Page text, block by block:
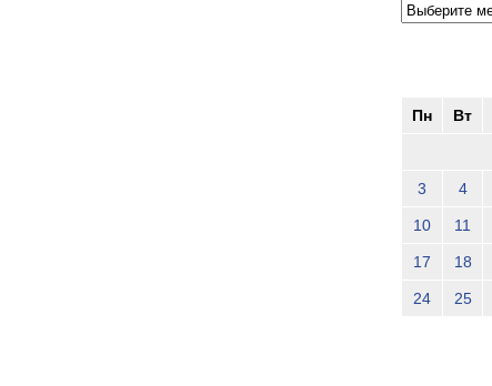
Пн Вт
3 4
10 11
17 18
24 25